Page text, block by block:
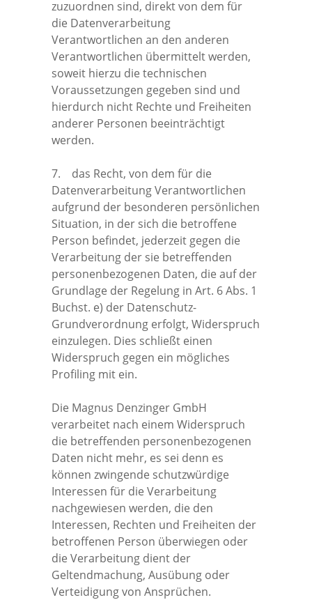
zuzuordnen sind, direkt von dem für
die Datenverarbeitung
Verantwortlichen an den anderen
Verantwortlichen übermittelt werden,
soweit hierzu die technischen
Voraussetzungen gegeben sind und
hierdurch nicht Rechte und Freiheiten
anderer Personen beeinträchtigt
werden.
7. das Recht, von dem für die
Datenverarbeitung Verantwortlichen
aufgrund der besonderen persönlichen
Situation, in der sich die betroffene
Person befindet, jederzeit gegen die
Verarbeitung der sie betreffenden
personenbezogenen Daten, die auf der
Grundlage der Regelung in Art. 6 Abs. 1
Buchst. e) der Datenschutz-
Grundverordnung erfolgt, Widerspruch
einzulegen. Dies schließt einen
Widerspruch gegen ein mögliches
Profiling mit ein.
Die Magnus Denzinger GmbH
verarbeitet nach einem Widerspruch
die betreffenden personenbezogenen
Daten nicht mehr, es sei denn es
können zwingende schutzwürdige
Interessen für die Verarbeitung
nachgewiesen werden, die den
Interessen, Rechten und Freiheiten der
betroffenen Person überwiegen oder
die Verarbeitung dient der
Geltendmachung, Ausübung oder
Verteidigung von Ansprüchen.